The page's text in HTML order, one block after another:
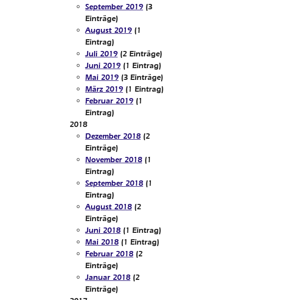
September 2019 (3
Einträge)
August 2019 (1
Eintrag)
Juli 2019 (2 Einträge)
Juni 2019 (1 Eintrag)
Mai 2019 (3 Einträge)
März 2019 (1 Eintrag)
Februar 2019 (1
Eintrag)
2018
Dezember 2018 (2
Einträge)
November 2018 (1
Eintrag)
September 2018 (1
Eintrag)
August 2018 (2
Einträge)
Juni 2018 (1 Eintrag)
Mai 2018 (1 Eintrag)
Februar 2018 (2
Einträge)
Januar 2018 (2
Einträge)